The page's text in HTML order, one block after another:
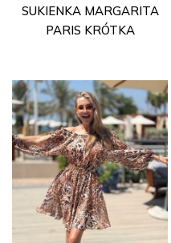
SUKIENKA MARGARITA
PARIS KRÓTKA